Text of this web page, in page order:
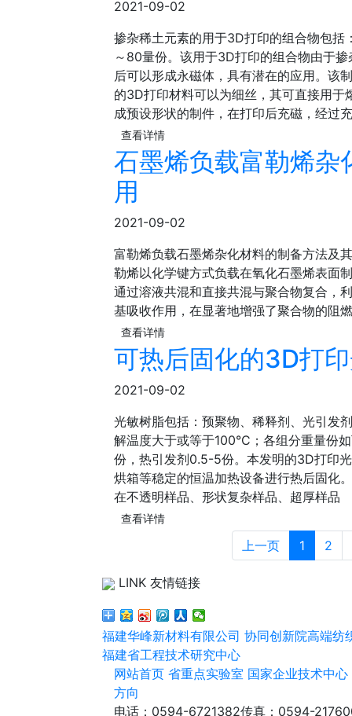
2021-09-02
掺杂稀土元素的用于3D打印的组合物包
～80量份。该用于3D打印的组合物由于
后可以形成永磁体，具有潜在的应用。该
的3D打印材料可以为细丝，其可直接用
成预设形状的制件，在打印后充磁，经过
查看详情
石墨烯负载富勒烯杂
用
2021-09-02
富勒烯负载石墨烯杂化材料的制备方法及
勒烯以化学键方式负载在氧化石墨烯表面
通过溶液共混和直接共混与聚合物复合，
基吸收作用，在显著地增强了聚合物的阻
查看详情
可热后固化的3D打
2021-09-02
光敏树脂包括：预聚物、稀释剂、光引发
解温度大于或等于100°C；各组分重量份
份，热引发剂0.5-5份。本发明的3D打印
烘箱等稳定的恒温加热设备进行热后固化
在不透明样品、形状复杂样品、超厚样品
查看详情
上一页 1 2
LINK 友情链接
福建华峰新材料有限公司 协同创新院高端纺
福建省工程技术研究中心
网站首页 省重点实验室 国家企业技术中心
方向
电话：0594-6721382传真：0594-